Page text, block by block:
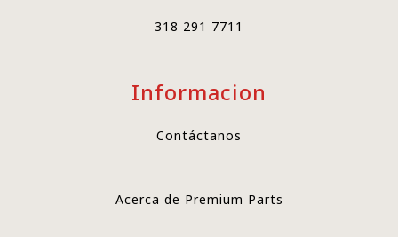
318 291 7711
Informacion
Contáctanos
Acerca de Premium Parts